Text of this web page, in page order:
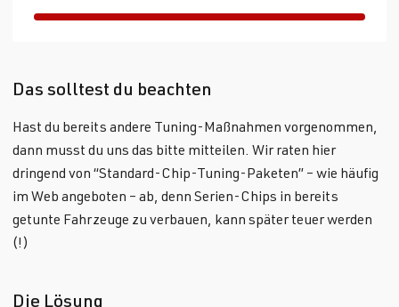
Das solltest du beachten
Hast du bereits andere Tuning-Maßnahmen vorgenommen,
dann musst du uns das bitte mitteilen. Wir raten hier
dringend von “Standard-Chip-Tuning-Paketen” – wie häufig
im Web angeboten – ab, denn Serien-Chips in bereits
getunte Fahrzeuge zu verbauen, kann später teuer werden
(!)
Die Lösung